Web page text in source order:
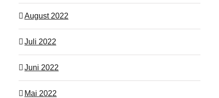
August 2022
Juli 2022
Juni 2022
Mai 2022